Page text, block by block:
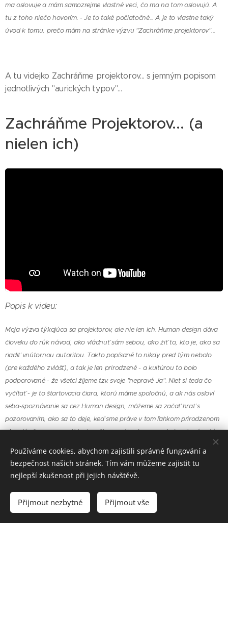
ma oslovuje a mám samozrejme vlastné veci, čo ma na tom oslovujú. A
tu z toho niečo hovorím. - Je to také počiatočné... A je to vlastne taký
úvod k tomu, prečo mám na stránke výzvu "Zachráňme projektorov"...
A tu videjko Zachráňme projektorov... s jemným popisom
jednotlivých "aurických typov"...
Zachráňme Projektorov... (a
nielen ich)
Popis k videu:
Moja výzva týkajúca sa projektorov, ale nie len ich. Human design dáva
človeku do rúk návod, ako vládnuť sám sebou, ako žiť to, kto je, ako sa
riadiť vnútornou autoritou. Takto popísané to nikdy pred tým nebolo
(pre každého zvlášť), a tak je len prirodzené - a kultúrou to bolo
podporované - že všetci žijeme tzv. svoje "nepravé Ja". Niet si teda čo
vyčítať - je to štartovacia čiara, ktorú máme spoločnú, a ak nás osloví
seba-spoznávanie sa cez Human design, môžeme sa začať hrať s
pozorovaním, ako sa to deje, keď sme práve v tom ľahkom prirodzenom
plynutí - čo sme spravili inak: a či sme náhodou nenasledovali práve tú
svoju vnútornú autoritu. Celé ľudstvo ak je "dizajnované" tak, aby každý
jednotlivec plynul prirodzene svetom a žiaril do sveta svoje talenty, a
potom i spolupráca bude medzi nami prekvitať, tak sú isté popisy
niektorých našich energií, ktoré v bežnom vedomí nie sú prítomné a teda
nie sú rešpektované ich zákonitosti. A to je tak u všetkých aurických
typov od malička: proste nás vychovávajú tak, aby sme robili to, čo nám
Používáme cookies, abychom zajistili správné fungování a
bezpečnost našich stránek. Tím vám můžeme zajistit tu
nejlepší zkušenost při jejich návštěvě.
Přijmout nezbytné Přijmout vše